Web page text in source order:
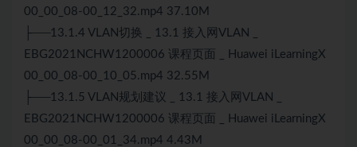
00_00_08-00_12_32.mp4 37.10M
├──13.1.4 VLAN切换 _ 13.1 接入网VLAN _
EBG2021NCHW1200006 课程页面 _ Huawei iLearningX
00_00_08-00_10_05.mp4 32.55M
├──13.1.5 VLAN规划建议 _ 13.1 接入网VLAN _
EBG2021NCHW1200006 课程页面 _ Huawei iLearningX
00_00_08-00_01_34.mp4 4.43M